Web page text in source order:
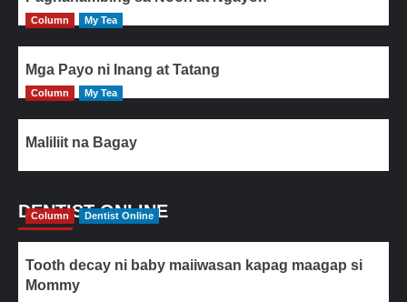
Column My Tea
Mga Payo ni Inang at Tatang
Column My Tea
Maliliit na Bagay
DENTIST ONLINE
Column Dentist Online
Tooth decay ni baby maiiwasan kapag maagap si
Mommy